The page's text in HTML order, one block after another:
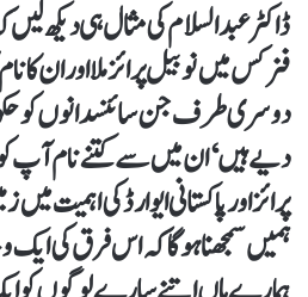
ڈاکٹر عبدالسلام کی مثال ہی دیکھ
فزکس میں نوبیل پرائز ملا اور ان کا
دوسری طرف جن سائنسدانوں کو
دیے ہیں‘ ان میں سے کتنے نام آپ کو
پرائز اور پاکستانی ایوارڈ کی اہمیت
ہمیں سمجھنا ہوگا کہ اس فرق کی